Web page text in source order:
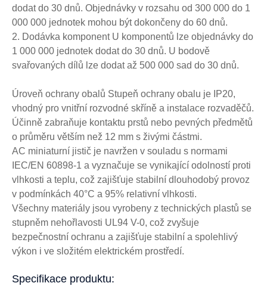
dodat do 30 dnů. Objednávky v rozsahu od 300 000 do 1
000 000 jednotek mohou být dokončeny do 60 dnů.
2. Dodávka komponent U komponentů lze objednávky do
1 000 000 jednotek dodat do 30 dnů. U bodově
svařovaných dílů lze dodat až 500 000 sad do 30 dnů.
Úroveň ochrany obalů Stupeň ochrany obalu je IP20,
vhodný pro vnitřní rozvodné skříně a instalace rozvaděčů.
Účinně zabraňuje kontaktu prstů nebo pevných předmětů
o průměru větším než 12 mm s živými částmi.
AC miniaturní jistič je navržen v souladu s normami
IEC/EN 60898-1 a vyznačuje se vynikající odolností proti
vlhkosti a teplu, což zajišťuje stabilní dlouhodobý provoz
v podmínkách 40°C a 95% relativní vlhkosti.
Všechny materiály jsou vyrobeny z technických plastů se
stupněm nehořlavosti UL94 V-0, což zvyšuje
bezpečnostní ochranu a zajišťuje stabilní a spolehlivý
výkon i ve složitém elektrickém prostředí.
Specifikace produktu: